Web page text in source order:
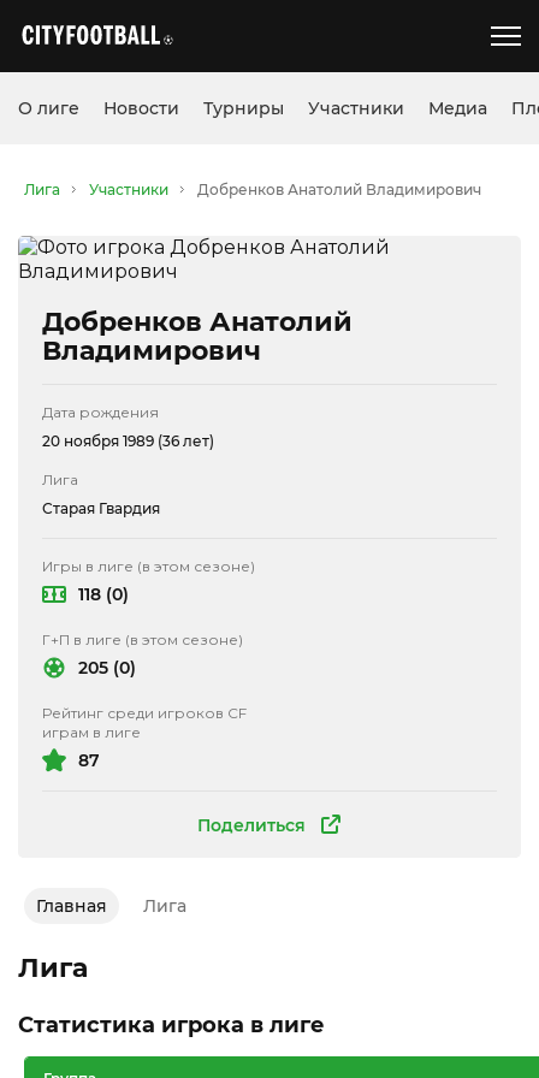
О лиге Новости Турниры Участники Медиа
Лига Участники Добренков Анатолий Владимирович
Добренков Анатолий
Владимирович
Поделиться
Дата рождения
20 ноября 1989 (36 лет)
Лига
Старая Гвардия
Игры в лиге (в этом сезоне)
118 (0)
Г+П в лиге (в этом сезоне)
205 (0)
Рейтинг среди игроков CF
играм в лиге
87
Главная Лига
Лига
Статистика игрока в лиге